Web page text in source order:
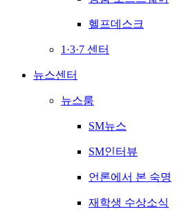
헬프데스크
1·3·7 센터
뉴스센터
뉴스룸
SM뉴스
SM인터뷰
언론에서 본 숙명
재학생 수상소식